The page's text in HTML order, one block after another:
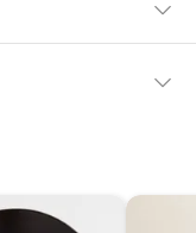
Designs Inc
con garantías y
47 de la Ley 1480 de